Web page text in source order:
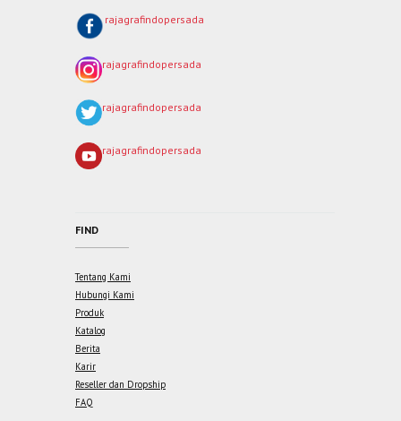
rajagrafindopersada
rajagrafindopersada
rajagrafindopersada
rajagrafindopersada
FIND
Tentang Kami
Hubungi Kami
Produk
Katalog
Berita
Karir
Reseller dan Dropship
FAQ